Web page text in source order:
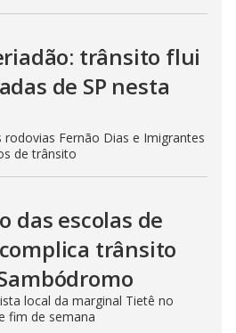
trânsito flui
de SP nesta
rodovias Fernão Dias e Imigrantes
de trânsito
das escolas de
trânsito
local da marginal Tietê no
fim de semana